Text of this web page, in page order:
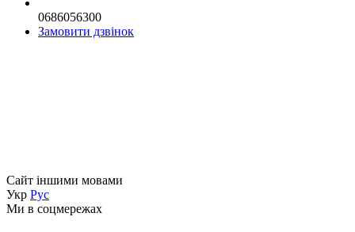
0686056300
Замовити дзвінок
Сайт іншими мовами
Укр Рус
Ми в соцмережах